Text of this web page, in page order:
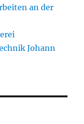
an der
Johann